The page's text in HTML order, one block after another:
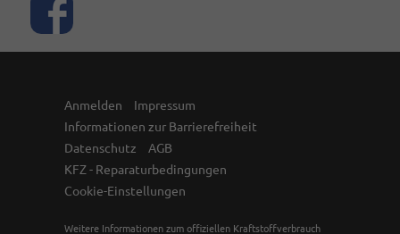
Anmelden
Impressum
Informationen zur Barrierefreiheit
Datenschutz
AGB
KFZ - Reparaturbedingungen
Cookie-Einstellungen
Weitere Informationen zum offiziellen Kraftstoffverbrauch